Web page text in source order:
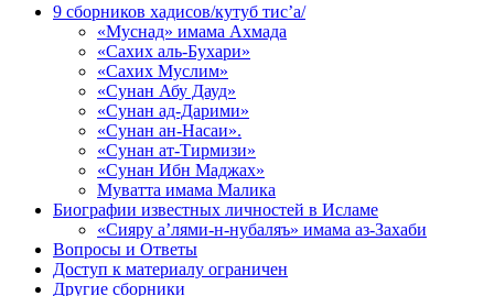
9 сборников хадисов/кутуб тис’а/
«Муснад» имама Ахмада
«Сахих аль-Бухари»
«Сахих Муслим»
«Сунан Абу Дауд»
«Сунан ад-Дарими»
«Сунан ан-Насаи».
«Сунан ат-Тирмизи»
«Сунан Ибн Маджах»
Муватта имама Малика
Биографии известных личностей в Исламе
«Сияру а’лями-н-нубаляъ» имама аз-Захаби
Вопросы и Ответы
Доступ к материалу ограничен
Другие сборники